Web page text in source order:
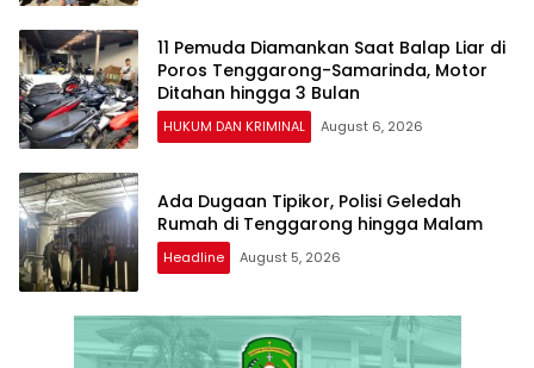
11 Pemuda Diamankan Saat Balap Liar di
Poros Tenggarong-Samarinda, Motor
Ditahan hingga 3 Bulan
HUKUM DAN KRIMINAL August 6, 2026
Ada Dugaan Tipikor, Polisi Geledah
Rumah di Tenggarong hingga Malam
Headline August 5, 2026